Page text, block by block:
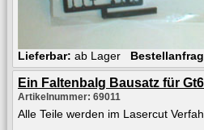
Lieferbar: ab Lager
Ein Faltenbalg Bausatz für
Artikelnummer: 69011
Alle Teile werden im Lasercut